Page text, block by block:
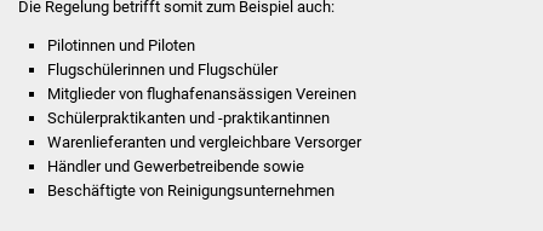
Sanierung Bizethalle
Ortsentwicklung
Presse
Die Regelung betrifft somit zum Beispiel auch:
Pilotinnen und Piloten
Flugschülerinnen und Flugschüler
Mitglieder von flughafenansässigen Vereinen
Schülerpraktikanten und -praktikantinnen
Warenlieferanten und vergleichbare Versorger
Händler und Gewerbetreibende sowie
Beschäftigte von Reinigungsunternehmen